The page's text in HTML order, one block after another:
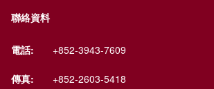
聯絡資料
電話: +852-3943-7609
傳真: +852-2603-5418